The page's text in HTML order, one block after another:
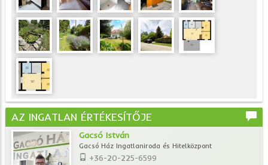
AZ INGATLAN ÉRTÉKESÍTŐJE
Gacsó István
Gacsó Ház Ingatlaniroda és Hitelközpont
+36-20-225-6599